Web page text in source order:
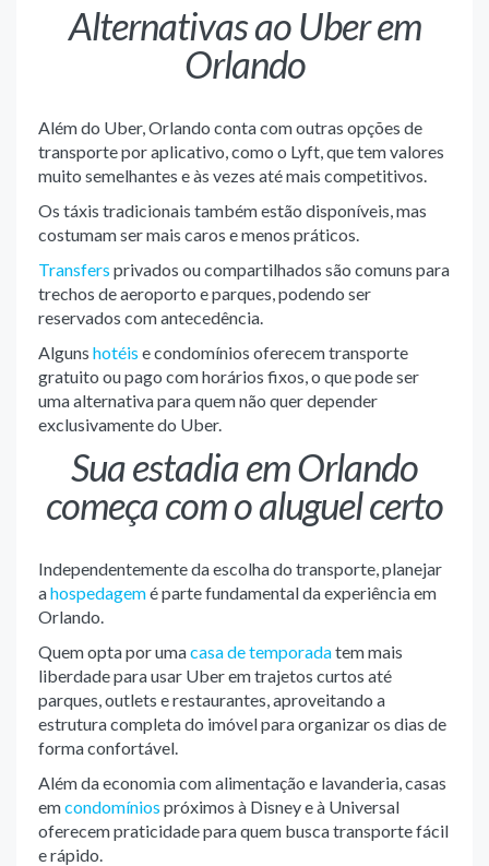
Alternativas ao Uber em
Orlando
Além do Uber, Orlando conta com outras opções de
transporte por aplicativo, como o Lyft, que tem valores
muito semelhantes e às vezes até mais competitivos.
Os táxis tradicionais também estão disponíveis, mas
costumam ser mais caros e menos práticos.
Transfers privados ou compartilhados são comuns para
trechos de aeroporto e parques, podendo ser
reservados com antecedência.
Alguns hotéis e condomínios oferecem transporte
gratuito ou pago com horários fixos, o que pode ser
uma alternativa para quem não quer depender
exclusivamente do Uber.
Sua estadia em Orlando
começa com o aluguel certo
Independentemente da escolha do transporte, planejar
ahospedagemé parte fundamental da experiência em
Orlando.
Quem opta por umacasa de temporadatem mais
liberdade para usar Uber em trajetos curtos até
parques, outlets e restaurantes, aproveitando a
estrutura completa do imóvel para organizar os dias de
forma confortável.
Além da economia com alimentação e lavanderia, casas
emcondomínios próximos à Disney e à Universal
oferecem praticidade para quem busca transporte fácil
e rápido.